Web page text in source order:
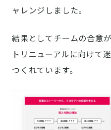
ャレンジしました。
結果としてチームの合意
トリニューアルに向けて
つくれています。